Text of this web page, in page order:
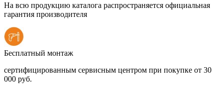
На всю продукцию каталога распространяется официальная
гарантия производителя
Бесплатный монтаж
сертифицированным сервисным центром при покупке от 30
000 руб.